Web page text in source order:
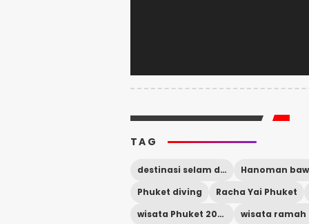
TAG
destinasi selam dunia
Phuket diving
Racha Yai Phuket
wisata Phuket 2026